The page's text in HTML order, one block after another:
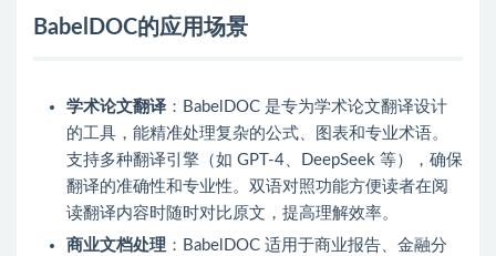
BabelDOC的应用场景
学术论文翻译 ：BabelDOC 是专为学术论文翻译设计
的工具，能精准处理复杂的公式、图表和专业术语。
支持多种翻译引擎（如 GPT-4、DeepSeek 等），确保
翻译的准确性和专业性。双语对照功能方便读者在阅
读翻译内容时随时对比原文，提高理解效率。
商业文档处理 ：BabelDOC 适用于商业报告、金融分